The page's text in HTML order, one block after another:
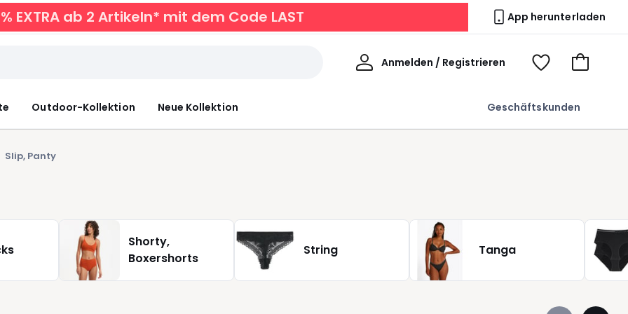
EXTRA ab 2 Artikeln* mit dem Code LAST App herunterladen
Outdoor-Kollektion Neue Kollektion Geschäftskunden
Anmelden / Registrieren
Willkommen
Voir
Zum
Slip, Panty
Shorty,
Boxershorts
String Tanga